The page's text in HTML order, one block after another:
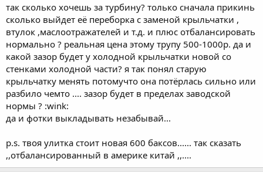
так сколько хочешь за турбину? только сначала прикинь
сколько выйдет её переборка с заменой крыльчатки ,
втулок ,маслоотражателей и т.д. и плюс отбалансировать
нормально ? реальная цена этому трупу 500-1000р. да и
какой зазор будет у холодной крыльчатки новой со
стенками холодной части? я так понял старую
крыльчатку менять потомучто она потёрлась сильно или
разбило чемто .... зазор будет в пределах заводской
нормы ? :wink:
да и фотки выкладывать незабывай...
p.s. твоя улитка стоит новая 600 баксов...... так сказать
,,отбалансированный в америке китай ,,....